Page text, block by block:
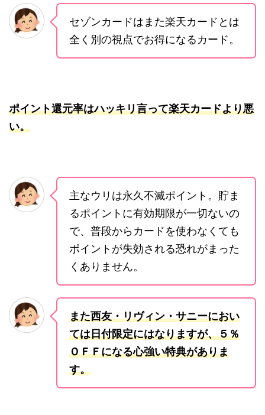
セゾンカードはまた楽天カードとは
全く別の視点でお得になるカード。
ポイント還元率はハッキリ言って楽天カードより悪
い。
主なウリは永久不滅ポイント。貯ま
るポイントに有効期限が一切ないの
で、普段からカードを使わなくても
ポイントが失効される恐れがまった
くありません。
また西友・リヴィン・サニーにおい
ては日付限定にはなりますが、５％
ＯＦＦになる心強い特典がありま
す。